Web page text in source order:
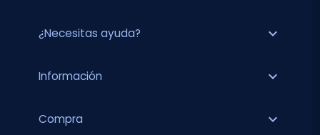
¿Necesitas ayuda? expand_more
Información expand_more
Compra expand_more